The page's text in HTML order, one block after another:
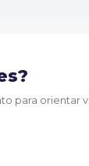
para orientar